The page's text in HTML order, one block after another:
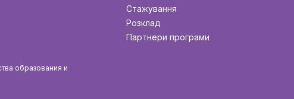
Стажування
Розклад
Партнери програми
образования и